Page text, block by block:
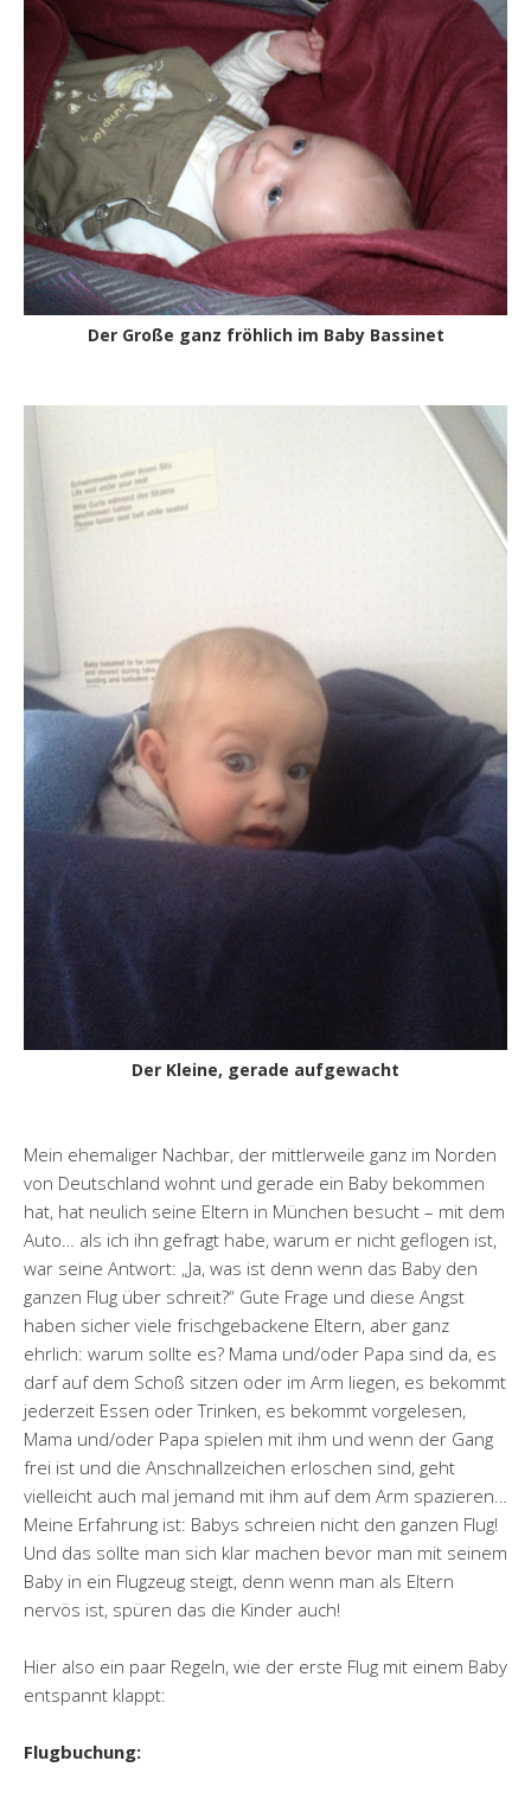
Der Große ganz fröhlich im Baby Bassinet
Der Kleine, gerade aufgewacht
Mein ehemaliger Nachbar, der mittlerweile ganz im Norden
von Deutschland wohnt und gerade ein Baby bekommen
hat, hat neulich seine Eltern in München besucht – mit dem
Auto… als ich ihn gefragt habe, warum er nicht geflogen ist,
war seine Antwort: „Ja, was ist denn wenn das Baby den
ganzen Flug über schreit?“ Gute Frage und diese Angst
haben sicher viele frischgebackene Eltern, aber ganz
ehrlich: warum sollte es? Mama und/oder Papa sind da, es
darf auf dem Schoß sitzen oder im Arm liegen, es bekommt
jederzeit Essen oder Trinken, es bekommt vorgelesen,
Mama und/oder Papa spielen mit ihm und wenn der Gang
frei ist und die Anschnallzeichen erloschen sind, geht
vielleicht auch mal jemand mit ihm auf dem Arm spazieren…
Meine Erfahrung ist: Babys schreien nicht den ganzen Flug!
Und das sollte man sich klar machen bevor man mit seinem
Baby in ein Flugzeug steigt, denn wenn man als Eltern
nervös ist, spüren das die Kinder auch!
Hier also ein paar Regeln, wie der erste Flug mit einem Baby
entspannt klappt:
Flugbuchung: